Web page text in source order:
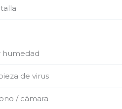
humedad
de virus
/ cámara